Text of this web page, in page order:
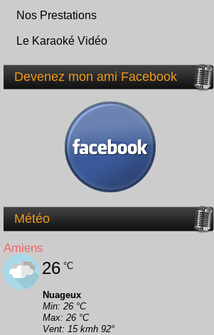
Nos Prestations
Le Karaoké Vidéo
Devenez mon ami Facebook
Météo
Amiens
26 °C
Nuageux
Min: 26 °C
Max: 26 °C
Vent: 15 kmh 92°